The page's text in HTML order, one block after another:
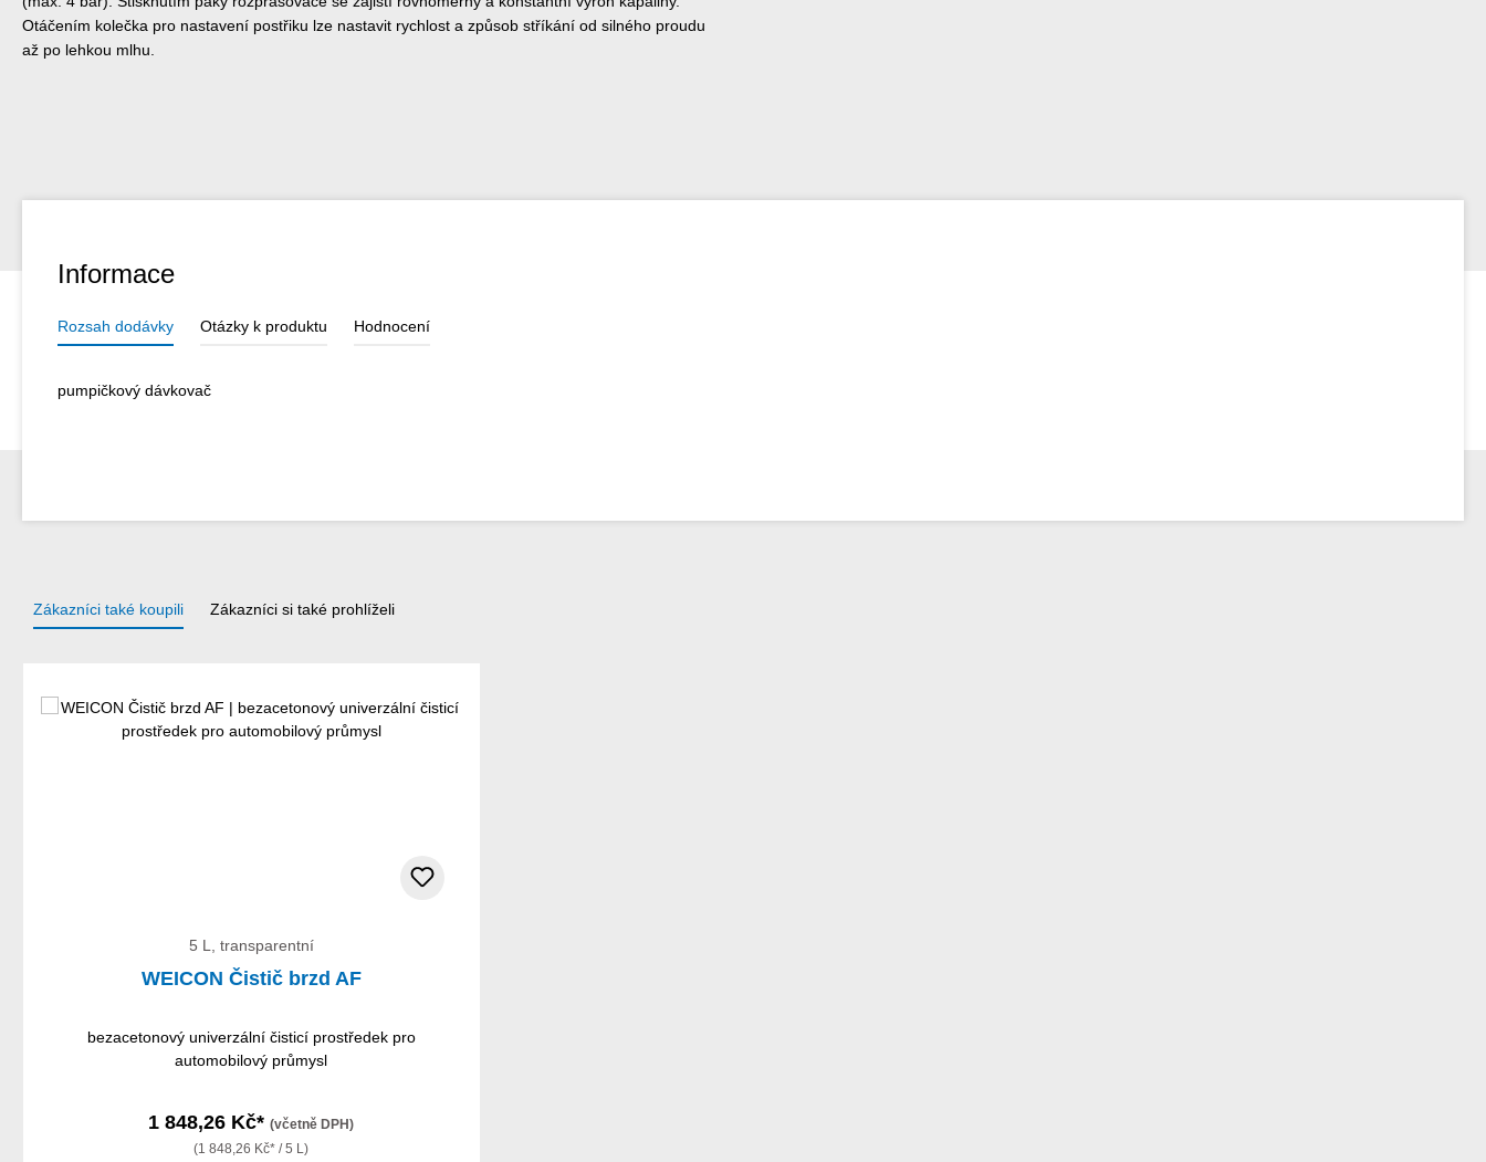
Otáčením kolečka pro nastavení postřiku lze nastavit rychlost a způsob stříkání od silného proudu
až po lehkou mlhu.
Informace
Rozsah dodávky Otázky k produktu Hodnocení
pumpičkový dávkovač
Zákazníci také koupili Zákazníci si také prohlíželi
5 L, transparentní
WEICON Čistič brzd AF
bezacetonový univerzální čisticí prostředek pro
automobilový průmysl
1 848,26 Kč*(včetně DPH)
(1 848,26 Kč* / 5 L)